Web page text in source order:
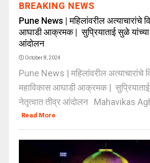
BREAKING NEWS
Pune News | महिलांवरील अत्याचारांचे
आघाडी आक्रमक | सुप्रियाताई सुळे यांच्या
आंदोलन
October 8, 2024
Pune News | महिलांवरील अत्याचारांचे
महाविकास आघाडी आक्रमक |
नेतृत्वात तीव्र आंदोलन Mahavikas
Read More